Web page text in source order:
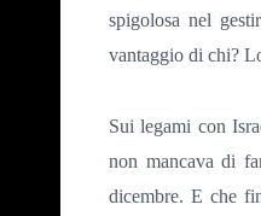
spigolosa nel
vantaggio di chi?
Sui legami con
non mancava di
dicembre. E che